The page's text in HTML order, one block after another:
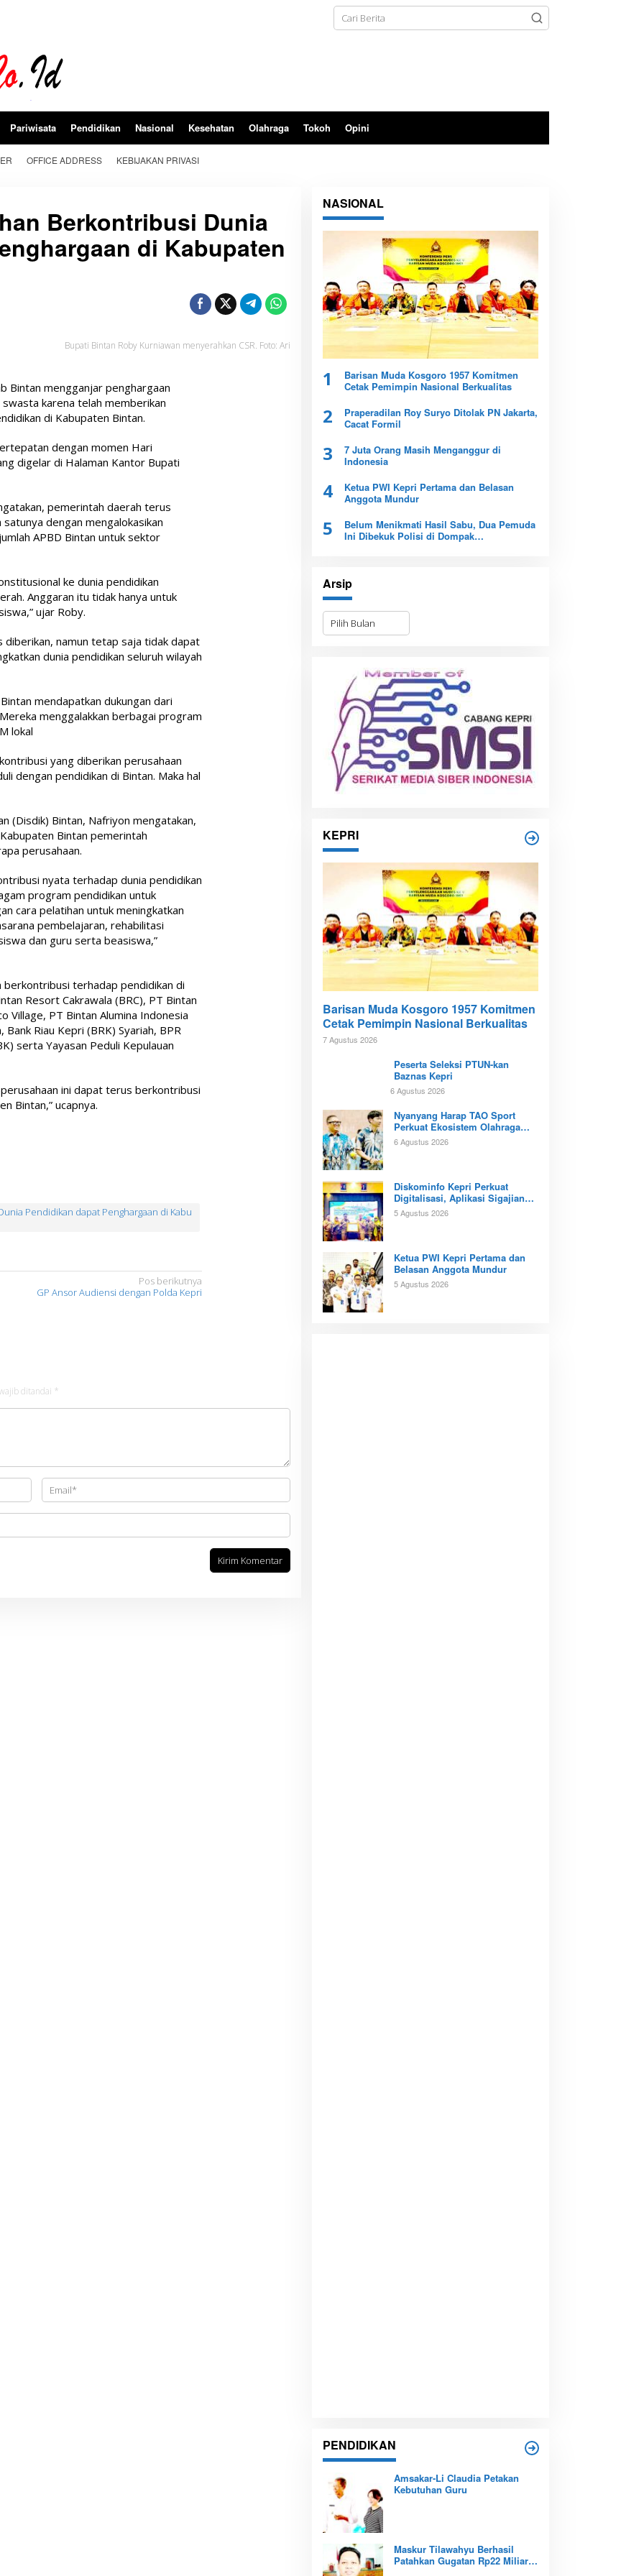
Pariwisata Pendidikan Nasional Kesehatan Olahraga Tokoh Opini
OFFICE ADDRESS KEBIJAKAN PRIVASI
Berkontribusi Dunia
di Kabupaten
Bupati Bintan Roby Kurniawan menyerahkan CSR. Foto: Ari
Bintan mengganjar penghargaan
karena telah memberikan
di Kabupaten Bintan.
dengan momen Hari
digelar di Halaman Kantor Bupati
pemerintah daerah terus
satunya dengan mengalokasikan
APBD Bintan untuk sektor
ke dunia pendidikan
Anggaran itu tidak hanya untuk
ujar Roby.
namun tetap saja tidak dapat
dunia pendidikan seluruh wilayah
mendapatkan dukungan dari
menggalakkan berbagai program
lokal
yang diberikan perusahaan
dengan pendidikan di Bintan. Maka hal
(Disdik) Bintan, Nafriyon mengatakan,
Bintan pemerintah
perusahaan.
nyata terhadap dunia pendidikan
program pendidikan untuk
cara pelatihan untuk meningkatkan
pembelajaran, rehabilitasi
dan guru serta beasiswa,”
terhadap pendidikan di
Resort Cakrawala (BRC), PT Bintan
Village, PT Bintan Alumina Indonesia
Riau Kepri (BRK) Syariah, BPR
serta Yayasan Peduli Kepulauan
ini dapat terus berkontribusi
Bintan,” ucapnya.
Pendidikan dapat Penghargaan di Kabu
Pos berikutnya
GP Ansor Audiensi dengan Polda Kepri
ditandai *
NASIONAL
1
Barisan Muda Kosgoro 1957 Komitmen
Cetak Pemimpin Nasional Berkualitas
2
Praperadilan Roy Suryo Ditolak PN Jakarta,
Cacat Formil
3
7 Juta Orang Masih Menganggur di
Indonesia
4
Ketua PWI Kepri Pertama dan Belasan
Anggota Mundur
5
Belum Menikmati Hasil Sabu, Dua Pemuda
Ini Dibekuk Polisi di Dompak
Arsip
A
s
KEPRI
Barisan Muda Kosgoro 1957 Komitmen
Cetak Pemimpin Nasional Berkualitas
7 Agustus 2026
Peserta Seleksi PTUN-kan
Baznas Kepri
6 Agustus 2026
Nyanyang Harap TAO Sport
Perkuat Ekosistem Olahraga
Padel di Kota Batam
6 Agustus 2026
Diskominfo Kepri Perkuat
Digitalisasi, Aplikasi Sigajian
Sudah Terintegrasi TTE
5 Agustus 2026
Ketua PWI Kepri Pertama dan
Belasan Anggota Mundur
5 Agustus 2026
PENDIDIKAN
Amsakar-Li Claudia Petakan
Kebutuhan Guru
Maskur Tilawahyu Berhasil
Patahkan Gugatan Rp22 Miliar,